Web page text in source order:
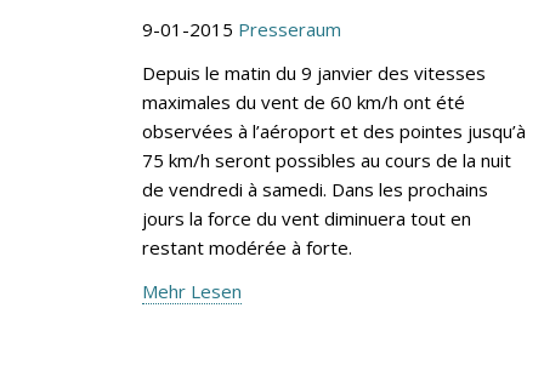
9-01-2015 Presseraum
Depuis le matin du 9 janvier des vitesses
maximales du vent de 60 km/h ont été
observées à l’aéroport et des pointes jusqu’à
75 km/h seront possibles au cours de la nuit
de vendredi à samedi. Dans les prochains
jours la force du vent diminuera tout en
restant modérée à forte.
Mehr Lesen